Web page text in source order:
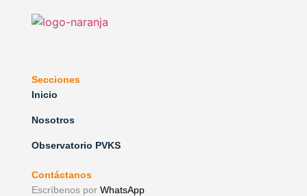
Secciones
Inicio
Nosotros
Observatorio PVKS
Contáctanos
Escríbenos por WhatsApp